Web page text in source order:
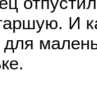
И
для